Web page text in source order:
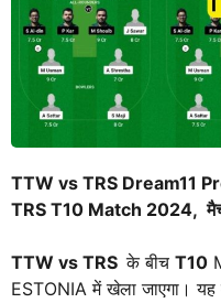
TTW vs TRS Dream11
TRS T10 Match 2024,
TTW vs TRSके बीच T10
ESTONIA में खेला जाएगा।